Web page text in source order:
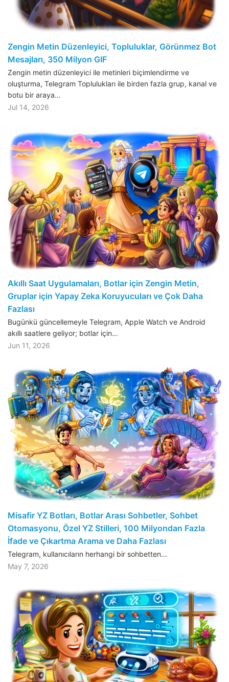
Zengin Metin Düzenleyici, Topluluklar, Görünmez Bot
Mesajları, 350 Milyon GIF
Zengin metin düzenleyici ile metinleri biçimlendirme ve
oluşturma, Telegram Toplulukları ile birden fazla grup, kanal ve
botu bir araya…
Jul 14, 2026
Akıllı Saat Uygulamaları, Botlar için Zengin Metin,
Gruplar için Yapay Zeka Koruyucuları ve Çok Daha
Fazlası
Bugünkü güncellemeyle Telegram, Apple Watch ve Android
akıllı saatlere geliyor; botlar için…
Jun 11, 2026
Misafir YZ Botları, Botlar Arası Sohbetler, Sohbet
Otomasyonu, Özel YZ Stilleri, 100 Milyondan Fazla
İfade ve Çıkartma Arama ve Daha Fazlası
Telegram, kullanıcıların herhangi bir sohbetten…
May 7, 2026